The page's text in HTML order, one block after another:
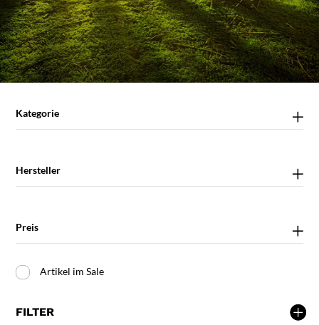
Kategorie
Hersteller
Preis
Artikel im Sale
FILTER